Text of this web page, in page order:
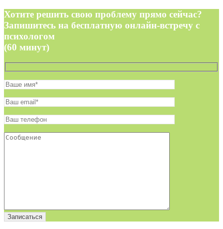
Хотите решить свою проблему прямо сейчас?
Запишитесь на бесплатную онлайн-встречу с
психологом
(60 минут)